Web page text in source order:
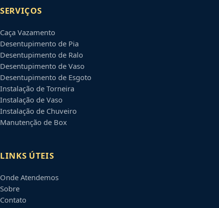
SERVIÇOS
Caça Vazamento
Desentupimento de Pia
Desentupimento de Ralo
Desentupimento de Vaso
Desentupimento de Esgoto
Instalação de Torneira
Instalação de Vaso
Instalação de Chuveiro
Manutenção de Box
LINKS ÚTEIS
Onde Atendemos
Sobre
Contato